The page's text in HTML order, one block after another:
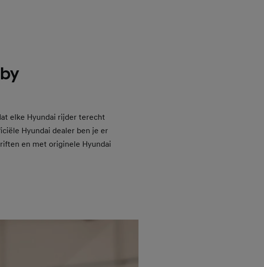
elke Hyundai rijder terecht
Hyundai dealer ben je er
en met originele Hyundai